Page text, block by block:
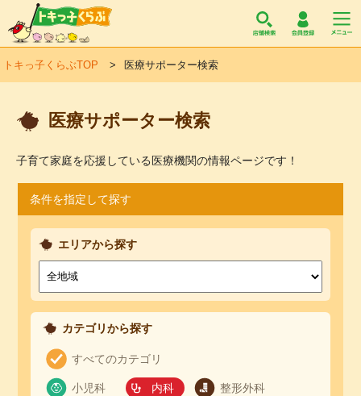
トキっ子くらぶTOP 医療サポーター検索
医療サポーター検索
子育て家庭を応援している医療機関の情報ページです！
条件を指定して探す
エリアから探す
カテゴリから探す
すべてのカテゴリ
小児科 内科 整形外科